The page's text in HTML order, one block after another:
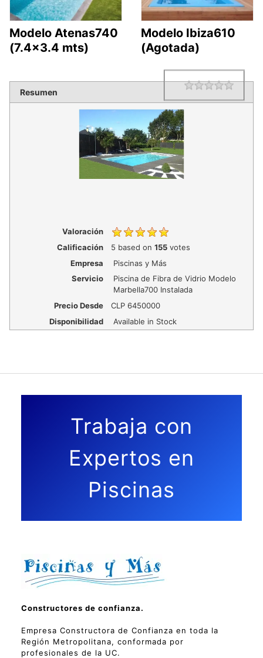
Modelo Atenas740
(7.4×3.4 mts)
Modelo Ibiza610
(Agotada)
Resumen Rating
Valoración
Calificación
5 based on155 votes
Empresa
Piscinas y Más
Servicio
Piscina de Fibra de Vidrio Modelo
Marbella700 Instalada
Precio Desde
CLP 6450000
Disponibilidad
Available in Stock
Trabaja con
Expertos en
Piscinas
Constructores de confianza.
Empresa Constructora de Confianza en toda la
Región Metropolitana, conformada por
profesionales de la UC.